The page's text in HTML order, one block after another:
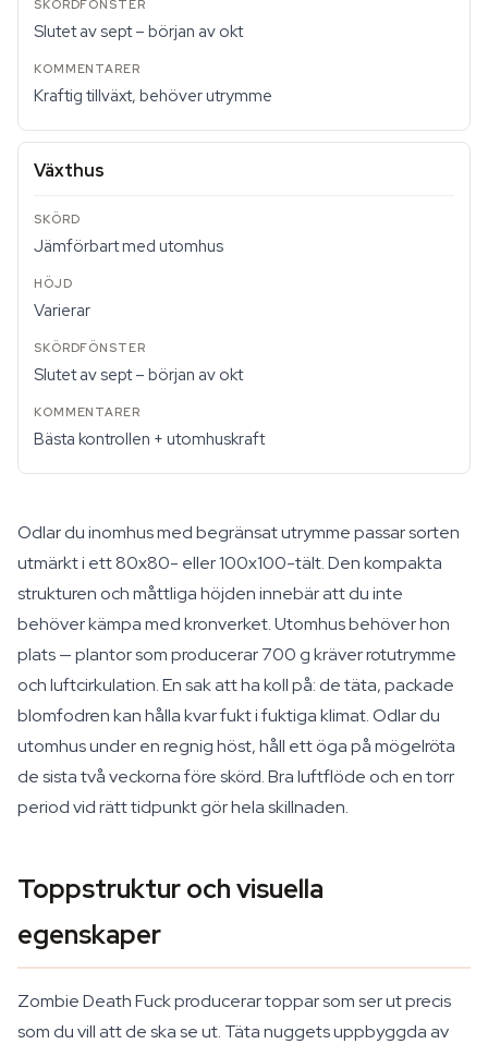
Slutet av sept – början av okt
Kraftig tillväxt, behöver utrymme
Växthus
Jämförbart med utomhus
Varierar
Slutet av sept – början av okt
Bästa kontrollen + utomhuskraft
Odlar du inomhus med begränsat utrymme passar sorten
utmärkt i ett 80x80- eller 100x100-tält. Den kompakta
strukturen och måttliga höjden innebär att du inte
behöver kämpa med kronverket. Utomhus behöver hon
plats — plantor som producerar 700 g kräver rotutrymme
och luftcirkulation. En sak att ha koll på: de täta, packade
blomfodren kan hålla kvar fukt i fuktiga klimat. Odlar du
utomhus under en regnig höst, håll ett öga på mögelröta
de sista två veckorna före skörd. Bra luftflöde och en torr
period vid rätt tidpunkt gör hela skillnaden.
Toppstruktur och visuella
egenskaper
Zombie Death Fuck producerar toppar som ser ut precis
som du vill att de ska se ut. Täta nuggets uppbyggda av